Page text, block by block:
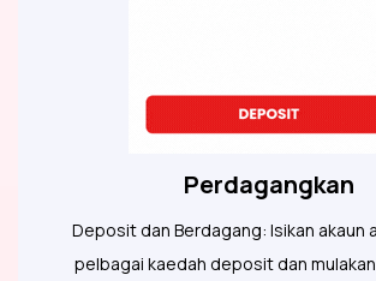
Perdagangkan
Deposit dan Berdagang: Isikan akaun
pelbagai kaedah deposit dan